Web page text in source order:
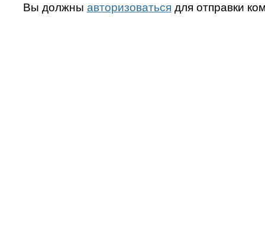
Вы должны авторизоваться для отправки